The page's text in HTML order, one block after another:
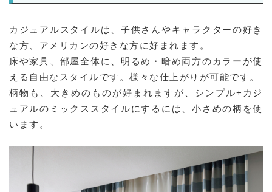
カジュアルスタイルは、子供さんやキャラクターの好き
な方、アメリカンの好きな方に好まれます。
床や家具、部屋全体に、明るめ・暗め両方のカラーが使
える自由なスタイルです。様々な仕上がりが可能です。
柄物も、大きめのものが好まれますが、シンプル+カジ
ュアルのミックススタイルにするには、小さめの柄を使
います。